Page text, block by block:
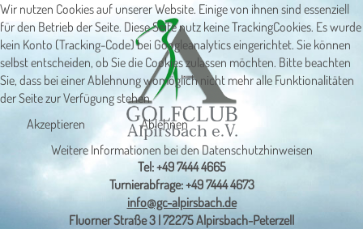
Tel: +49 7444 4665
Turnierabfrage: +49 7444 4673
info@gc-alpirsbach.de
Fluorner Straße 3 | 72275 Alpirsbach-Peterzell
Wir nutzen Cookies auf unserer Website. Einige von ihnen sind essenziell
für den Betrieb der Seite. Diese Seite nutz keine TrackingCookies. Es wurde
kein Konto (Tracking-Code) bei Googleanalytics eingerichtet. Sie können
selbst entscheiden, ob Sie die Cookies zulassen möchten. Bitte beachten
Sie, dass bei einer Ablehnung womöglich nicht mehr alle Funktionalitäten
der Seite zur Verfügung stehen
Akzeptieren
Ablehnen
Weitere Informationen bei den Datenschutzhinweisen